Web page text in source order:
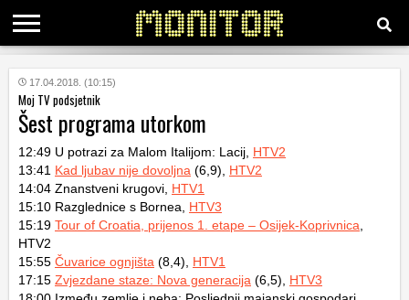
KATEGORIJE
HRVATSKI
WEB
17.04.2018. (10:15)
Moj TV podsjetnik
Šest programa utorkom
12:49 U potrazi za Malom Italijom: Lacij, HTV2
13:41 Kad ljubav nije dovoljna (6,9), HTV2
14:04 Znanstveni krugovi, HTV1
15:10 Razglednice s Bornea, HTV3
15:19 Tour of Croatia, prijenos 1. etape – Osijek-Koprivnica
HTV2
15:55 Čuvarice ognjišta (8,4), HTV1
17:15 Zvjezdane staze: Nova generacija (6,5), HTV3